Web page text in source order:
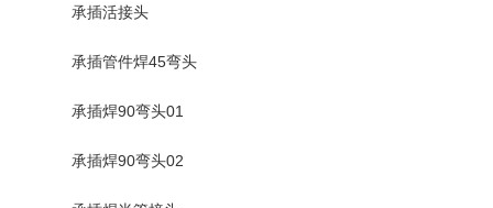
承插活接头
承插管件焊45弯头
承插焊90弯头01
承插焊90弯头02